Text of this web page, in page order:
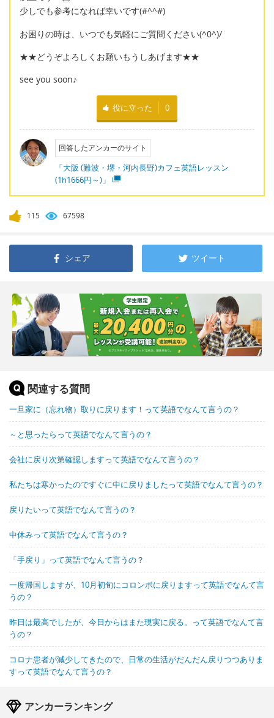
少しでも参考になれば幸いです(#^^#)
お困りの時は、いつでも気軽にご質問ください(^0^)/
★★どうぞよろしくお願いもうしあげます★★
see you soon♪
役に立った 0
回答したアンカーのサイト
「大阪 (難波・堺・河内長野)カフェ英語レッスン
(1h1666円～)」
115 67598
シェア ツイート
関連する質問
一旦家に（忘れ物）取りに戻ります！って英語でなんて言うの？
～と思ったらって英語でなんて言うの？
会社に戻り次第確認しますって英語でなんて言うの？
私たちは寒かったのですぐに中に戻りましたって英語でなんて言うの？
戻りたいって英語でなんて言うの？
中休みって英語でなんて言うの？
「手戻り」って英語でなんて言うの？
一度帰国しますが、10月初旬にコロンボに戻りますって英語でなんて言
うの？
昨日は最高でしたが、今日からはまた現実に戻る。って英語でなんて言
うの？
コロナ患者が減少してきたので、日常の生活がだんだん戻りつつありま
すって英語でなんて言うの？
アンカーランキング